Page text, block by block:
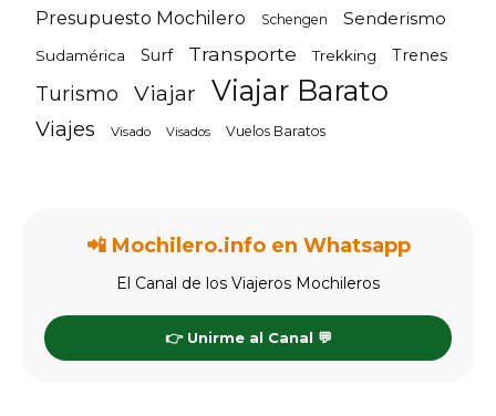
Presupuesto Mochilero Schengen Senderismo
Sudamérica Surf Transporte Trekking Trenes
Turismo Viajar Viajar Barato
Viajes Visado Visados Vuelos Baratos
📲 Mochilero.info en Whatsapp
El Canal de los Viajeros Mochileros
👉 Unirme al Canal 💬